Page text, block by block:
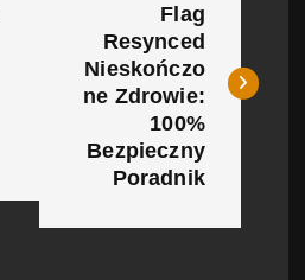
Flag
Resynced
Nieskończo
ne Zdrowie:
100%
Bezpieczny
Poradnik